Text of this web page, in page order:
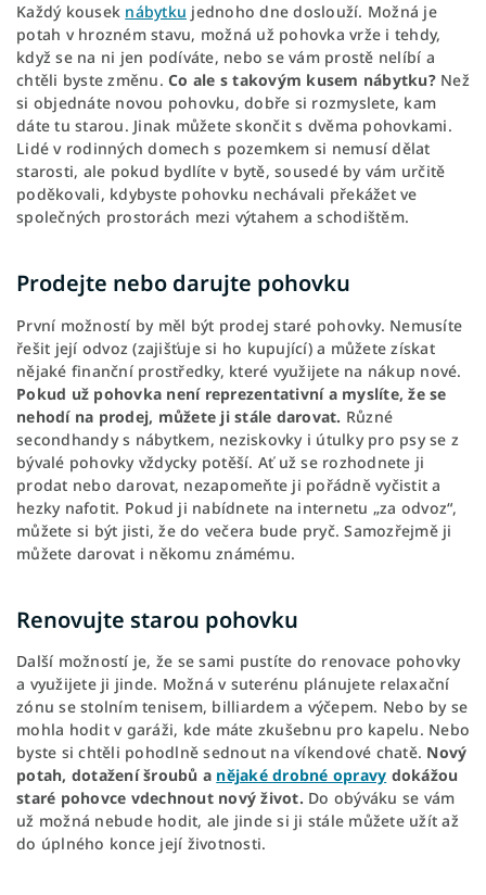
Každý kousek nábytku jednoho dne doslouží. Možná je
potah v hrozném stavu, možná už pohovka vrže i tehdy,
když se na ni jen podíváte, nebo se vám prostě nelíbí a
chtěli byste změnu. Co ale s takovým kusem nábytku?Než
si objednáte novou pohovku, dobře si rozmyslete, kam
dáte tu starou. Jinak můžete skončit s dvěma pohovkami.
Lidé v rodinných domech s pozemkem si nemusí dělat
starosti, ale pokud bydlíte v bytě, sousedé by vám určitě
poděkovali, kdybyste pohovku nechávali překážet ve
společných prostorách mezi výtahem a schodištěm.
Prodejte nebo darujte pohovku
První možností by měl být prodej staré pohovky. Nemusíte
řešit její odvoz (zajišťuje si ho kupující) a můžete získat
nějaké finanční prostředky, které využijete na nákup nové.
Pokud už pohovka není reprezentativní a myslíte, že se
nehodí na prodej, můžete ji stále darovat. Různé
secondhandy s nábytkem, neziskovky i útulky pro psy se z
bývalé pohovky vždycky potěší. Ať už se rozhodnete ji
prodat nebo darovat, nezapomeňte ji pořádně vyčistit a
hezky nafotit. Pokud ji nabídnete na internetu „za odvoz“,
můžete si být jisti, že do večera bude pryč. Samozřejmě ji
můžete darovat i někomu známému.
Renovujte starou pohovku
Další možností je, že se sami pustíte do renovace pohovky
a využijete ji jinde. Možná v suterénu plánujete relaxační
zónu se stolním tenisem, billiardem a výčepem. Nebo by se
mohla hodit v garáži, kde máte zkušebnu pro kapelu. Nebo
byste si chtěli pohodlně sednout na víkendové chatě. Nový
potah, dotažení šroubů a nějaké drobné opravy dokážou
staré pohovce vdechnout nový život. Do obýváku se vám
už možná nebude hodit, ale jinde si ji stále můžete užít až
do úplného konce její životnosti.